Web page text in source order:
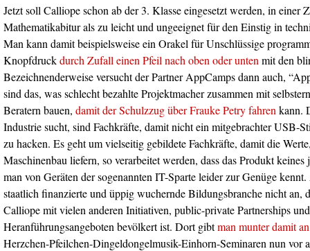
Jetzt soll Calliope schon ab der 3. Klasse eingesetzt werden, in einer
Mathematikabitur als zu leicht und ungeeignet für den Einstig in
Man kann damit beispielsweise ein Orakel für Unschlüssige
Knopfdruckdurch Zufall einen Pfeil nach oben oder unten mit den
Bezeichnenderweise versucht der Partner AppCamps dann auch,
sind das, was schlecht bezahlte Projektmacher zusammen mit
Beratern bauen, damit der Schulzzug über Frauke Petry fahren kann.
Industrie sucht, sind Fachkräfte, damit nicht ein mitgebrachter USB-
zu hacken. Es geht um vielseitig gebildete Fachkräfte, damit die
Maschinenbau liefern, so verarbeitet werden, dass das Produkt
man von Geräten der sogenannten IT-Sparte leider zur Genüge
staatlich finanzierte und üppig wuchernde Bildungsbranche nicht an,
Calliope mit vielen anderen Initiativen, public-private Partnerships
Heranführungsangeboten bevölkert ist. Dort gibtman munter damit an
Herzchen-Pfeilchen-Dingeldongelmusik-Einhorn-Seminaren nun vor